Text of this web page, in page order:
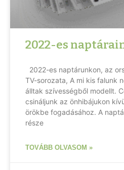
2022-es
2022-es naptárunkon, az
TV-sorozata, A mi kis falunk
álltak szívességből modellt.
csináljunk az önhibájukon
örökbe fogadásához. A
része
TOVÁBB OLVASOM »